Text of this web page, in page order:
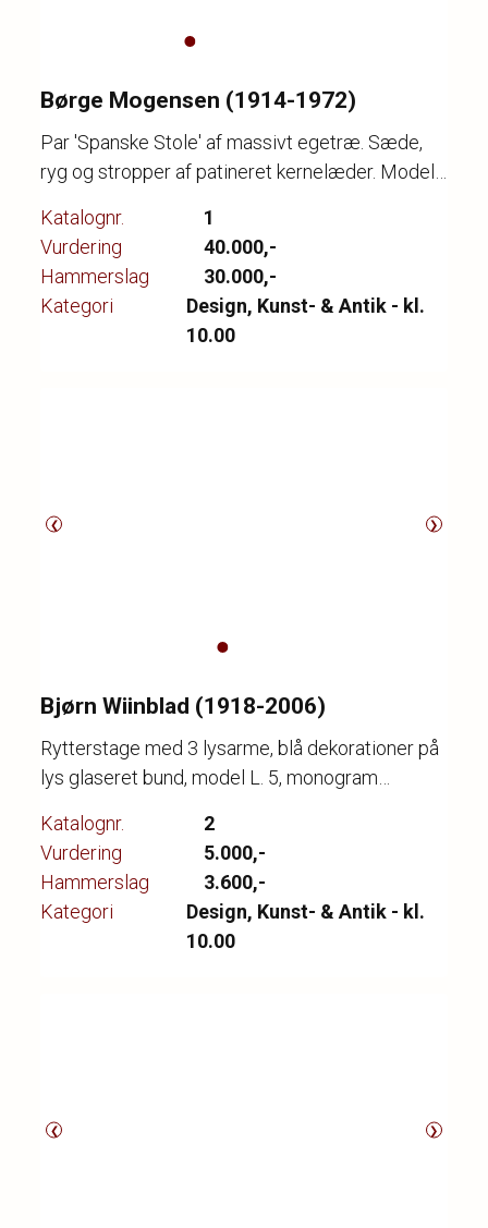
Børge Mogensen (1914-1972)
Par 'Spanske Stole' af massivt egetræ. Sæde,
ryg og stropper af patineret kernelæder. Model
Fredericia Stolefabrik, med mærkater herfra.
Katalognr.
1
Vurdering
40.000,-
Hammerslag
30.000,-
Kategori
Design, Kunst- & Antik - kl.
10.00
❮ ❯
Bjørn Wiinblad (1918-2006)
Rytterstage med 3 lysarme, blå dekorationer på
lys glaseret bund, model L. 5, monogram
Katalognr.
2
Vurdering
5.000,-
Hammerslag
3.600,-
Kategori
Design, Kunst- & Antik - kl.
10.00
❮ ❯